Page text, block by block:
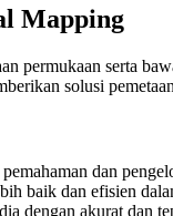
Mapping
permukaan serta
solusi
dan
baik dan efisien
dengan akurat dan